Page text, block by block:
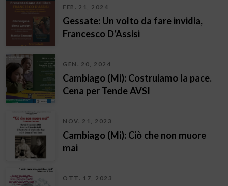
FEB. 21, 2024
Gessate: Un volto da fare invidia,
Francesco D’Assisi
GEN. 20, 2024
Cambiago (Mi): Costruiamo la pace.
Cena per Tende AVSI
NOV. 21, 2023
Cambiago (Mi): Ciò che non muore
mai
OTT. 17, 2023